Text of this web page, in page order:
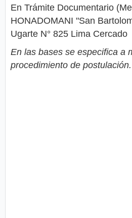
En Trámite Documentario
HONADOMANI "San
Ugarte N° 825 Lima Cercado
En las bases se especifica a
procedimiento de postulación.